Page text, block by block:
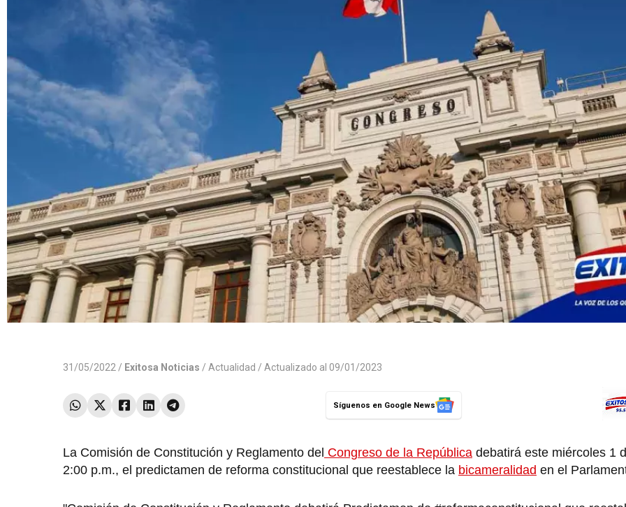
31/05/2022 / Exitosa Noticias / Actualidad / Actualizado al 09/01/2023
Síguenos en Google News
La Comisión de Constitución y Reglamento del Congreso de la República debatirá este miércoles 1
2:00 p.m., el predictamen de reforma constitucional que reestablece la bicameralidad en el